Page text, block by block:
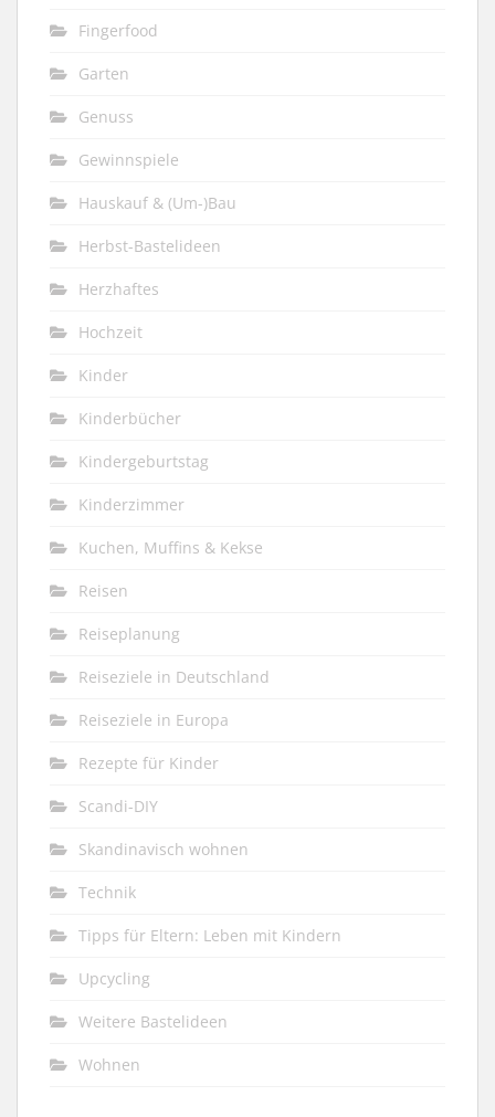
Fingerfood
Garten
Genuss
Gewinnspiele
Hauskauf & (Um-)Bau
Herbst-Bastelideen
Herzhaftes
Hochzeit
Kinder
Kinderbücher
Kindergeburtstag
Kinderzimmer
Kuchen, Muffins & Kekse
Reisen
Reiseplanung
Reiseziele in Deutschland
Reiseziele in Europa
Rezepte für Kinder
Scandi-DIY
Skandinavisch wohnen
Technik
Tipps für Eltern: Leben mit Kindern
Upcycling
Weitere Bastelideen
Wohnen